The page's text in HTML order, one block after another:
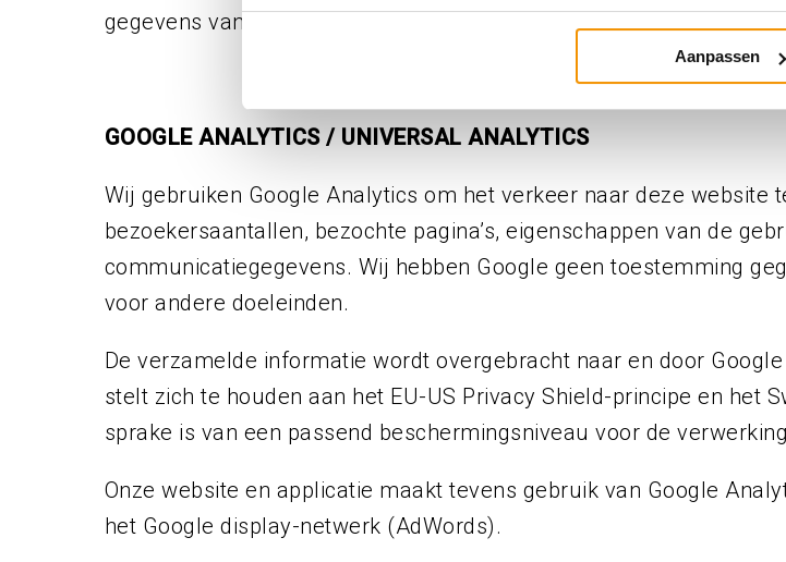
Aanpassen
gegevens van jou gebruikt:
GOOGLE ANALYTICS / UNIVERSAL ANALYTICS
Wij gebruiken Google Analytics om het verkeer naar deze website
bezoekersaantallen, bezochte pagina’s, eigenschappen van de
communicatiegegevens. Wij hebben Google geen toestemming
voor andere doeleinden.
De verzamelde informatie wordt overgebracht naar en door
stelt zich te houden aan het EU-US Privacy Shield-principe en het
sprake is van een passend beschermingsniveau voor de
Onze website en applicatie maakt tevens gebruik van Google
het Google display-netwerk (AdWords).